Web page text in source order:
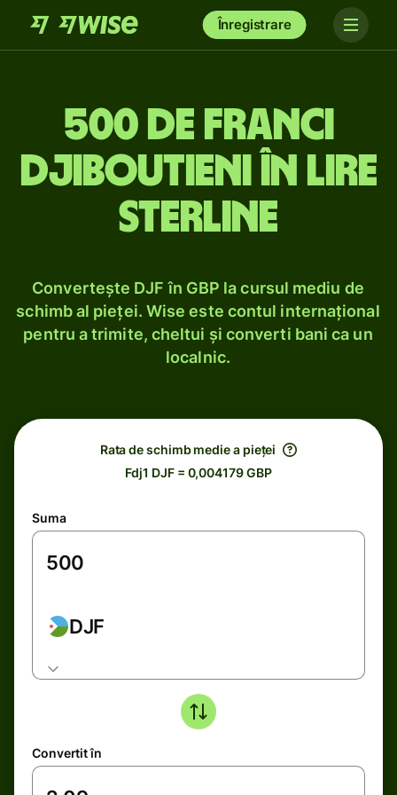
Înregistrare
500 de franci
djiboutieni în lire
sterline
Convertește DJF în GBP la cursul mediu de
schimb al pieței. Wise este contul internațional
pentru a trimite, cheltui și converti bani ca un
localnic.
Rata de schimb medie a pieței
Fdj1 DJF = 0,004179 GBP
Suma
DJF
Convertit în